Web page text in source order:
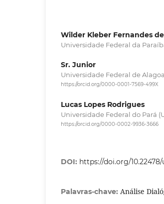
Wilder Kleber Fernandes
Universidade Federal da
Sr. Junior
Universidade Federal de
https://orcid.org/0000-0001-7569-499X
Lucas Lopes Rodrigues
Universidade Federal do Pará
https://orcid.org/0000-0002-9936-3666
DOI: https://doi.org/10.22478/
Palavras-chave: Análise